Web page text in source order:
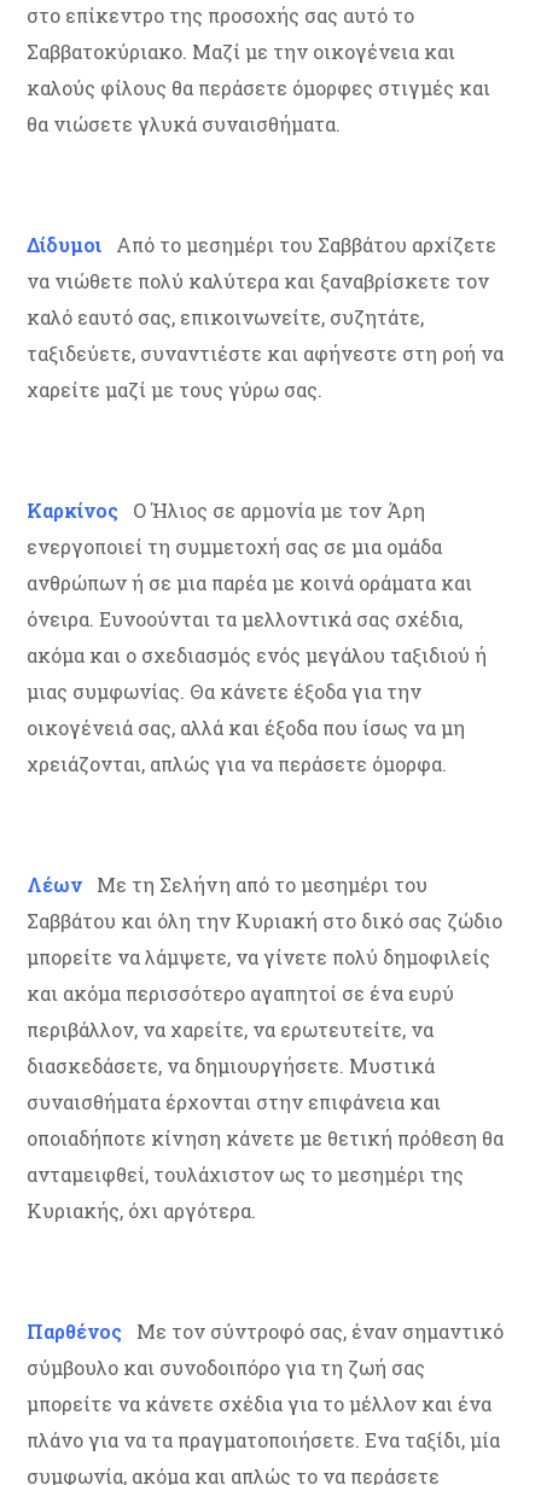
στο επίκεντρο της προσοχής σας αυτό το
Σαββατοκύριακο. Μαζί με την οικογένεια και
καλούς φίλους θα περάσετε όμορφες στιγμές και
θα νιώσετε γλυκά συναισθήματα.
Δίδυμοι Από το μεσημέρι του Σαββάτου αρχίζετε
να νιώθετε πολύ καλύτερα και ξαναβρίσκετε τον
καλό εαυτό σας, επικοινωνείτε, συζητάτε,
ταξιδεύετε, συναντιέστε και αφήνεστε στη ροή να
χαρείτε μαζί με τους γύρω σας.
Καρκίνος Ο Ήλιος σε αρμονία με τον Άρη
ενεργοποιεί τη συμμετοχή σας σε μια ομάδα
ανθρώπων ή σε μια παρέα με κοινά οράματα και
όνειρα. Ευνοούνται τα μελλοντικά σας σχέδια,
ακόμα και ο σχεδιασμός ενός μεγάλου ταξιδιού ή
μιας συμφωνίας. Θα κάνετε έξοδα για την
οικογένειά σας, αλλά και έξοδα που ίσως να μη
χρειάζονται, απλώς για να περάσετε όμορφα.
Λέων Με τη Σελήνη από το μεσημέρι του
Σαββάτου και όλη την Κυριακή στο δικό σας ζώδιο
μπορείτε να λάμψετε, να γίνετε πολύ δημοφιλείς
και ακόμα περισσότερο αγαπητοί σε ένα ευρύ
περιβάλλον, να χαρείτε, να ερωτευτείτε, να
διασκεδάσετε, να δημιουργήσετε. Μυστικά
συναισθήματα έρχονται στην επιφάνεια και
οποιαδήποτε κίνηση κάνετε με θετική πρόθεση θα
ανταμειφθεί, τουλάχιστον ως το μεσημέρι της
Κυριακής, όχι αργότερα.
Παρθένος
Με τον σύντροφό σας, έναν σημαντικό
σύμβουλο και συνοδοιπόρο για τη ζωή σας
μπορείτε να κάνετε σχέδια για το μέλλον και ένα
πλάνο για να τα πραγματοποιήσετε. Ενα ταξίδι, μία
συμφωνία, ακόμα και απλώς το να περάσετε